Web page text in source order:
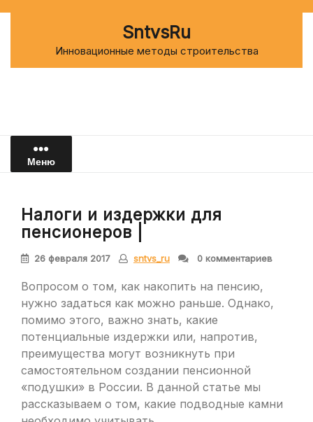
SntvsRu
Инновационные методы строительства
Меню
Налоги и издержки для
пенсионеров |
26 февраля 2017 sntvs_ru 0 комментариев
Вопросом о том, как накопить на пенсию,
нужно задаться как можно раньше. Однако,
помимо этого, важно знать, какие
потенциальные издержки или, напротив,
преимущества могут возникнуть при
самостоятельном создании пенсионной
«подушки» в России. В данной статье мы
рассказываем о том, какие подводные камни